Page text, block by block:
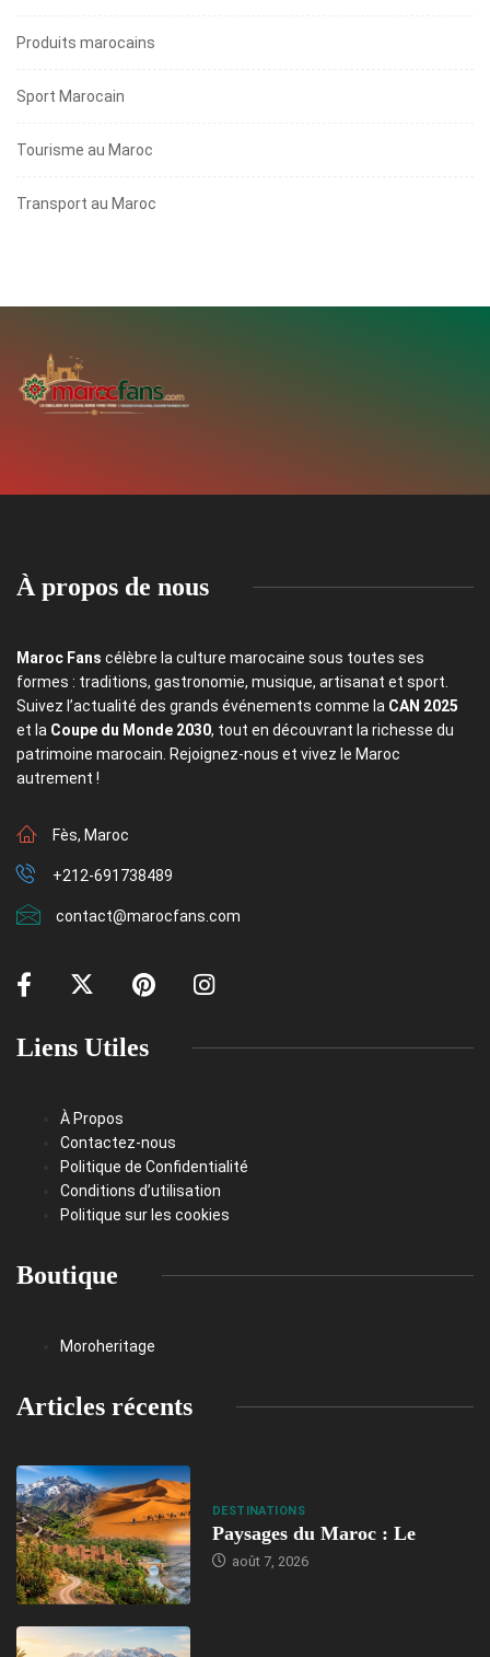
Produits marocains
Sport Marocain
Tourisme au Maroc
Transport au Maroc
À propos de nous
Maroc Fans célèbre la culture marocaine sous toutes ses
formes : traditions, gastronomie, musique, artisanat et sport.
Suivez l’actualité des grands événements comme la CAN 2025
et la Coupe du Monde 2030, tout en découvrant la richesse du
patrimoine marocain. Rejoignez-nous et vivez le Maroc
autrement !
Fès, Maroc
+212-691738489
contact@marocfans.com
Liens Utiles
À Propos
Contactez-nous
Politique de Confidentialité
Conditions d’utilisation
Politique sur les cookies
Boutique
Moroheritage
Articles récents
DESTINATIONS
Paysages du Maroc : Le
août 7, 2026